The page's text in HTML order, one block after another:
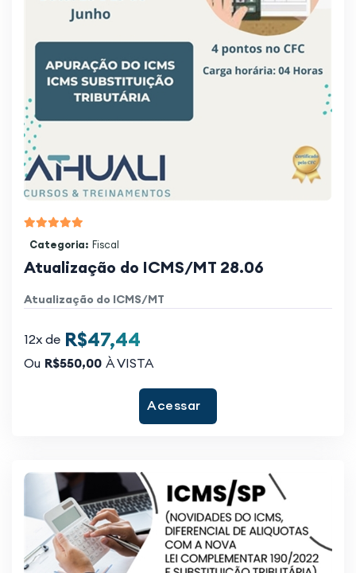
Categoria: Fiscal
Atualização do ICMS/MT 28.06
Atualização do ICMS/MT
12x de R$47,44
Ou R$550,00 À VISTA
Acessar